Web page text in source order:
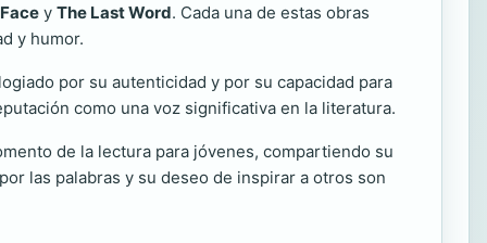
y The Last Word. Cada una de estas obras
y humor.
por su autenticidad y por su capacidad para
como una voz significativa en la literatura.
de la lectura para jóvenes, compartiendo su
las palabras y su deseo de inspirar a otros son